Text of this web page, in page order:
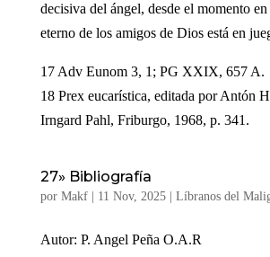
decisiva del ángel, desde el momento
eterno de los amigos de Dios está en
17 Adv Eunom 3, 1; PG XXIX, 657 A.
18 Prex eucarística, editada por Antón
Irngard Pahl, Friburgo, 1968, p. 341.
27» Bibliografía
por Makf| 11 Nov, 2025| Líbranos del
Autor: P. Angel Peña O.A.R